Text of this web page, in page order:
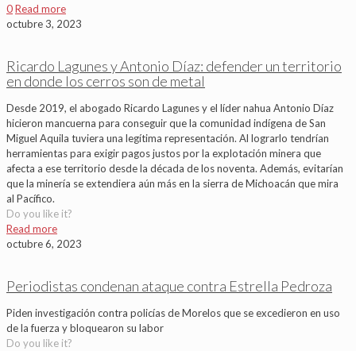
0Read more
octubre 3, 2023
Ricardo Lagunes y Antonio Díaz: defender un territorio
en donde los cerros son de metal
Desde 2019, el abogado Ricardo Lagunes y el líder nahua Antonio Díaz
hicieron mancuerna para conseguir que la comunidad indígena de San
Miguel Aquila tuviera una legítima representación. Al lograrlo tendrían
herramientas para exigir pagos justos por la explotación minera que
afecta a ese territorio desde la década de los noventa. Además, evitarían
que la minería se extendiera aún más en la sierra de Michoacán que mira
al Pacífico.
Do you like it?
Read more
octubre 6, 2023
Periodistas condenan ataque contra Estrella Pedroza
Piden investigación contra policías de Morelos que se excedieron en uso
de la fuerza y bloquearon su labor
Do you like it?